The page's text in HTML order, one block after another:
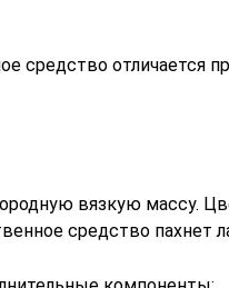
средство отличается
вязкую массу.
средство пахнет